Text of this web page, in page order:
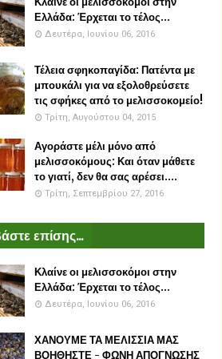
Ελλάδα: Έρχεται το τέλος...
Δευτέρα, Ιουνίου 06, 2016
Τέλεια σφηκοπαγίδα: Πατέντα με
μπουκάλι για να εξολοθρεύσετε
τις σφήκες από το μελισσοκομείο!
Τρίτη, Αυγούστου 04, 2015
Αγοράστε μέλι μόνο από
μελισσοκόμους: Και όταν μάθετε
το γιατί, δεν θα σας αρέσει....
Τρίτη, Σεπτεμβρίου 27, 2016
επίσης...
Κλαίνε οι μελισσοκόμοι στην
Ελλάδα: Έρχεται το τέλος...
Δευτέρα, Ιουνίου 06, 2016
ΧΑΝΟΥΜΕ ΤΑ ΜΕΛΙΣΣΙΑ ΜΑΣ
ΒΟΗΘΗΣΤΕ - ΦΩΝΗ ΑΠΟΓΝΩΣΗΣ